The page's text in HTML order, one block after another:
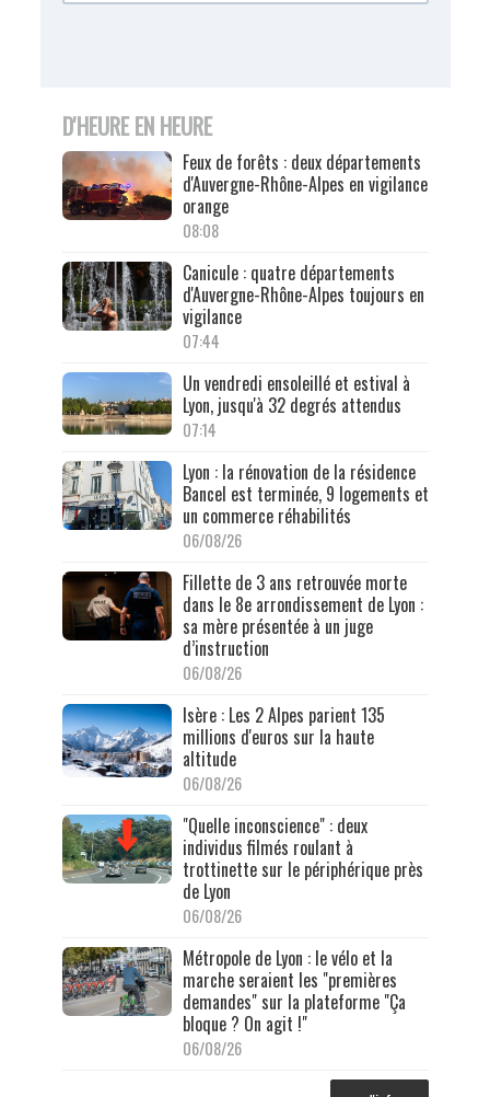
D'HEURE EN HEURE
Feux de forêts : deux départements
d'Auvergne-Rhône-Alpes en vigilance
orange
08:08
Canicule : quatre départements
d'Auvergne-Rhône-Alpes toujours en
vigilance
07:44
Un vendredi ensoleillé et estival à
Lyon, jusqu'à 32 degrés attendus
07:14
Lyon : la rénovation de la résidence
Bancel est terminée, 9 logements et
un commerce réhabilités
06/08/26
Fillette de 3 ans retrouvée morte
dans le 8e arrondissement de Lyon :
sa mère présentée à un juge
d’instruction
06/08/26
Isère : Les 2 Alpes parient 135
millions d'euros sur la haute
altitude
06/08/26
"Quelle inconscience" : deux
individus filmés roulant à
trottinette sur le périphérique près
de Lyon
06/08/26
Métropole de Lyon : le vélo et la
marche seraient les "premières
demandes" sur la plateforme "Ça
bloque ? On agit !"
06/08/26